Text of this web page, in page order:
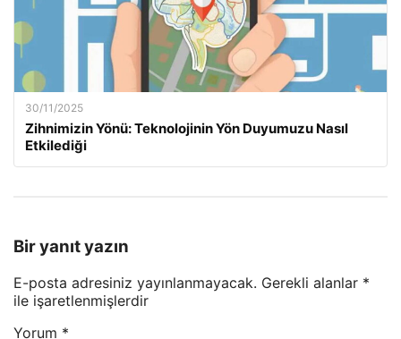
30/11/2025
Zihnimizin Yönü: Teknolojinin Yön Duyumuzu Nasıl
Etkilediği
Bir yanıt yazın
E-posta adresiniz yayınlanmayacak. Gerekli alanlar *
ile işaretlenmişlerdir
Yorum *